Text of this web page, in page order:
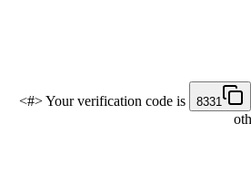
<#> Your verification code is 8331